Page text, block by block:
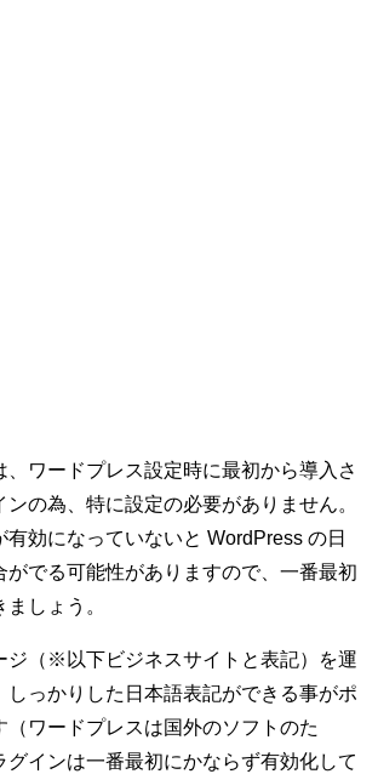
、ワードプレス設定時に最初から導入さ
の為、特に設定の必要がありません。
有効になっていないと WordPress の日
がでる可能性がありますので、一番最初
しょう。
ジ（※以下ビジネスサイトと表記）を運
しっかりした日本語表記ができる事がポ
（ワードプレスは国外のソフトのた
グインは一番最初にかならず有効化して